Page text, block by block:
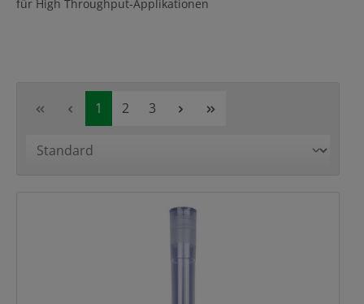
für High Throughput-Applikationen
Seite
1 Seite
2 Seite
3